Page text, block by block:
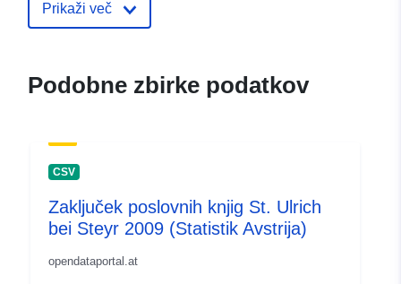
Prikaži več
Podobne zbirke podatkov
CSV
Zaključek poslovnih knjig St. Ulrich
bei Steyr 2009 (Statistik Avstrija)
opendataportal.at